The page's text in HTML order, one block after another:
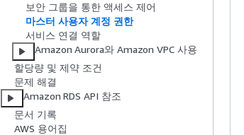
보안 그룹을 통한 액세스 제어
마스터 사용자 계정 권한
서비스 연결 역할
Amazon Aurora와 Amazon VPC 사용
할당량 및 제약 조건
문제 해결
Amazon RDS API 참조
문서 기록
AWS 용어집